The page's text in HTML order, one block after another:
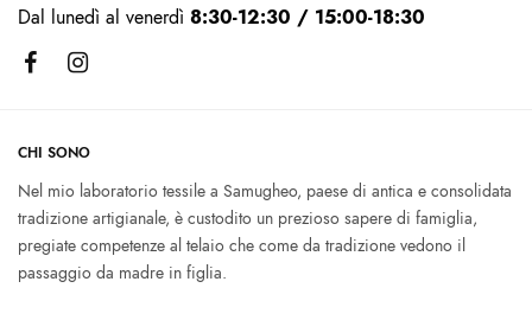
Dal lunedì al venerdì8:30-12:30 / 15:00-18:30
CHI SONO
Nel mio laboratorio tessile a Samugheo, paese di antica e consolidata
tradizione artigianale, è custodito un prezioso sapere di famiglia,
pregiate competenze al telaio che come da tradizione vedono il
passaggio da madre in figlia.